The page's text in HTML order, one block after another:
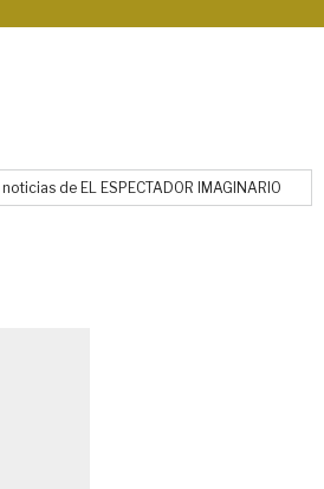
de EL ESPECTADOR IMAGINARIO